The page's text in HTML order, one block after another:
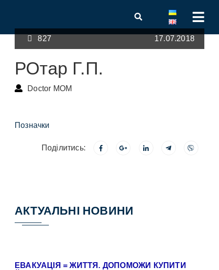
827 17.07.2018
РОтар Г.П.
Doctor MOM
Позначки
Поділитись:
АКТУАЛЬНІ НОВИНИ
ЕВАКУАЦІЯ = ЖИТТЯ. ДОПОМОЖИ КУПИТИ